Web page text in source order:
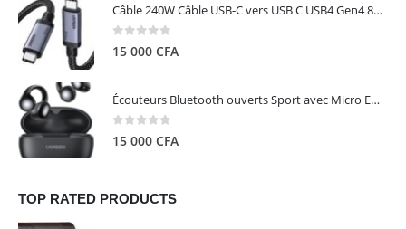
Câble 240W Câble USB-C vers USB C USB4 Gen4 80Gbps pour Thunderbolt 5/4/3, Premium 18K double écran triple 4K PD3.1 - UGREEN
0 out of 5
15 000 CFA
Écouteurs Bluetooth ouverts Sport avec Micro ENC IPX5 – HiTune S3 UGREEN 45785
0 out of 5
15 000 CFA
TOP RATED PRODUCTS